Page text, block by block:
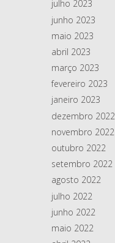
julho 2023
junho 2023
maio 2023
abril 2023
março 2023
fevereiro 2023
janeiro 2023
dezembro 2022
novembro 2022
outubro 2022
setembro 2022
agosto 2022
julho 2022
junho 2022
maio 2022